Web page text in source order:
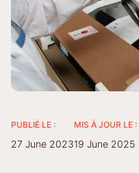
PUBLIÉ LE :
27 June 2023
MIS À JOUR LE :
19 June 2025